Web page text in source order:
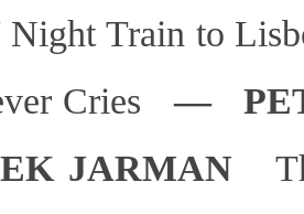
Night Train to
Cries
—
JARMAN